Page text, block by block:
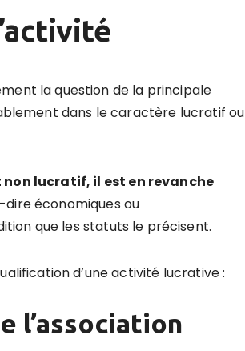
la question de la principale
dans le caractère lucratif ou
lucratif, il est en revanche
dire économiques ou
que les statuts le précisent.
d’une activité lucrative :
l’association